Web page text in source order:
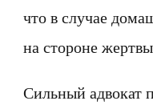
что в случае
на стороне
Сильный адвокат